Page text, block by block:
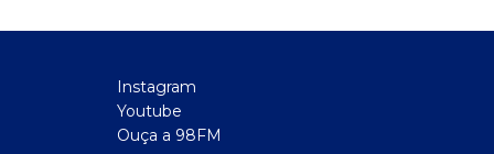
Instagram
Youtube
Ouça a 98FM